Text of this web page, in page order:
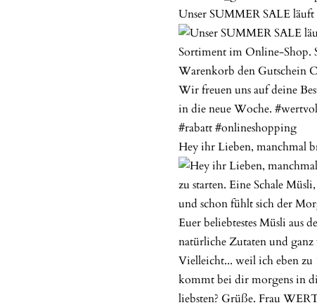
Unser SUMMER SALE
Hey ihr Lieben, manchmal